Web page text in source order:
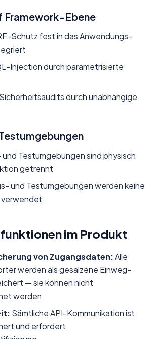
Framework-Ebene
Schutz fest in das Anwendungs-
Injection durch parametrisierte
durch unabhängige
Testumgebungen sind physisch
getrennt
und Testumgebungen werden keine
im Produkt
von Zugangsdaten:Alle
werden als gesalzene Einweg-
— sie können nicht
werden
Sämtliche API-Kommunikation ist
und erfordert